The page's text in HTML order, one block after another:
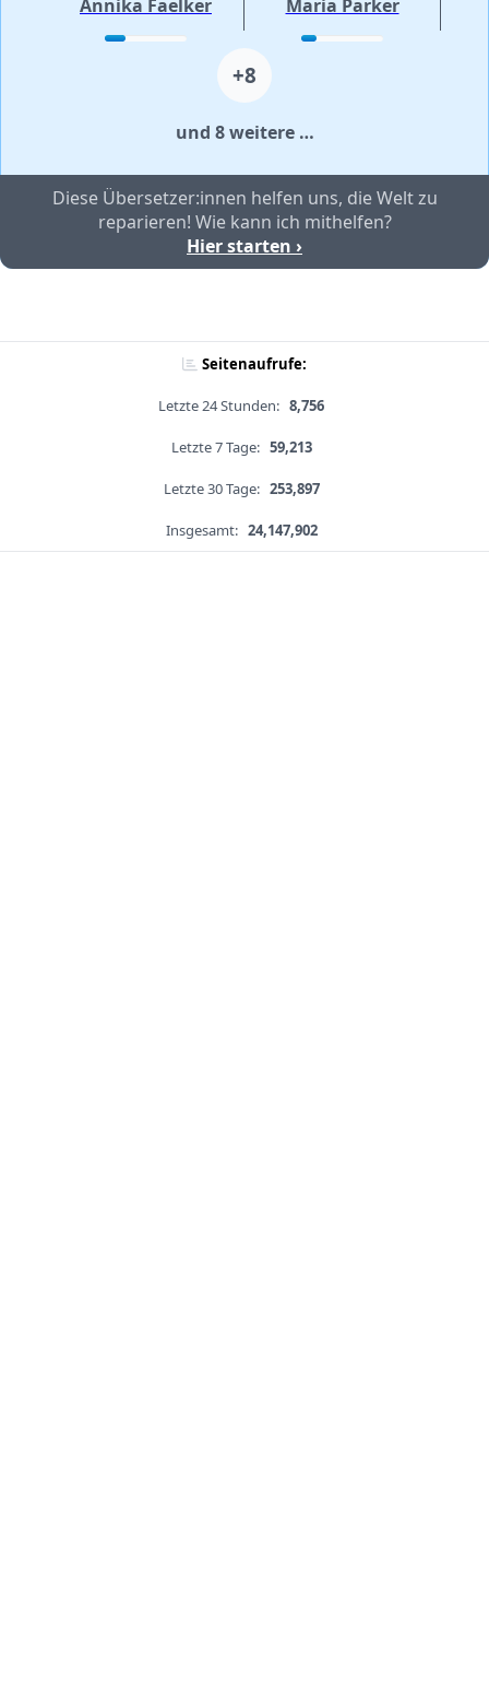
Annika Faelker Maria Parker
+8
und 8 weitere …
Diese Übersetzer:innen helfen uns, die Welt zu
reparieren! Wie kann ich mithelfen?
Hier starten ›
Seitenaufrufe:
Letzte 24 Stunden: 8,756
Letzte 7 Tage: 59,213
Letzte 30 Tage: 253,897
Insgesamt: 24,147,902